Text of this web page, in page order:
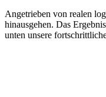
Angetrieben von realen
hinausgehen. Das
unten unsere